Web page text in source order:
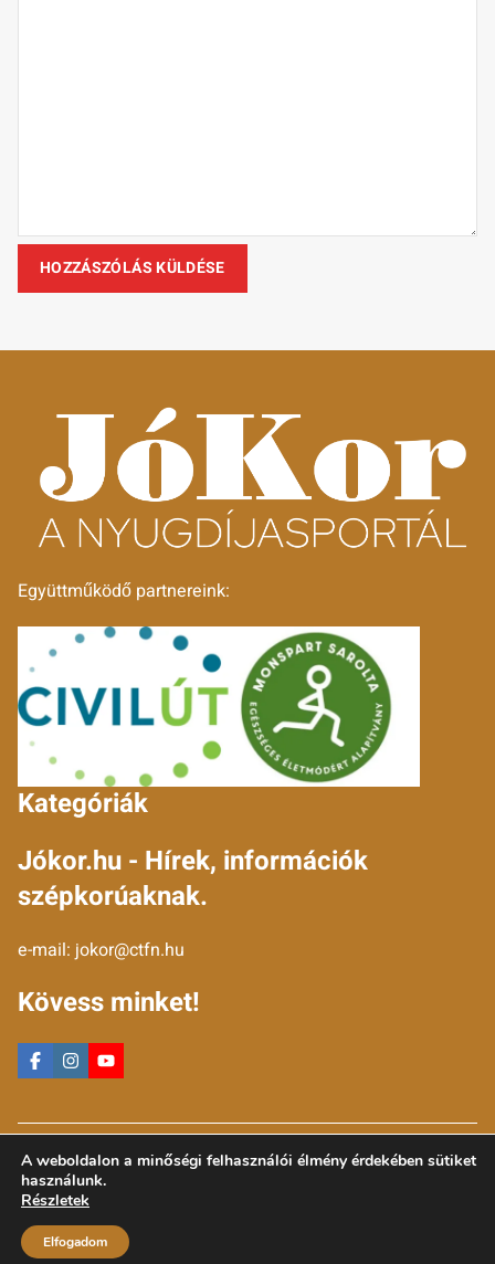
Együttműködő partnereink:
Kategóriák
Jókor.hu - Hírek, információk
szépkorúaknak.
e-mail: jokor@ctfn.hu
Kövess minket!
Copyright © 2024 jokor.hu. Minden jog fenntartva.
A weboldalon a minőségi felhasználói élmény érdekében sütiket
használunk.
Részletek
Elfogadom